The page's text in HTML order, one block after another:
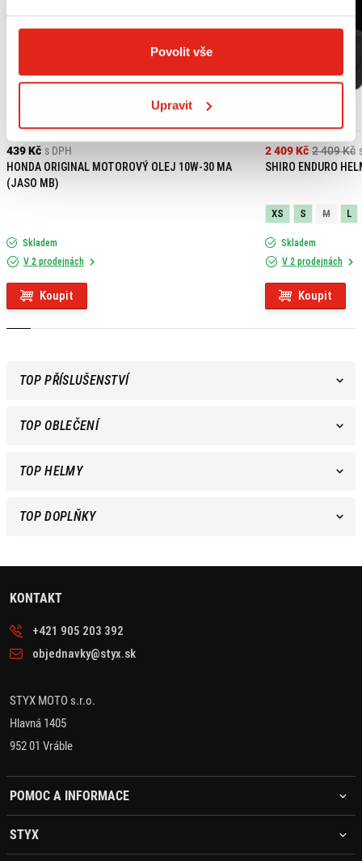
Povolit vše
Upravit
439 Kč s DPH
HONDA ORIGINAL MOTOROVÝ OLEJ 10W-30 MA
(JASO MB)
Skladem
V 2 prodejnách
Koupit
2 409 Kč
2 409 Kč
SHIRO ENDURO
XS S M L
Skladem
V 2 prodejnách
Koupit
TOP PŘÍSLUŠENSTVÍ
TOP OBLEČENÍ
TOP HELMY
TOP DOPLŇKY
KONTAKT
+421 905 203 392
objednavky@styx.sk
STYX MOTO s.r.o.
Hlavná 1405
952 01 Vráble
POMOC A INFORMACE
STYX